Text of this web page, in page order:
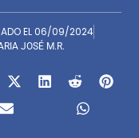
EL 06/09/2024
JOSÉ M.R.